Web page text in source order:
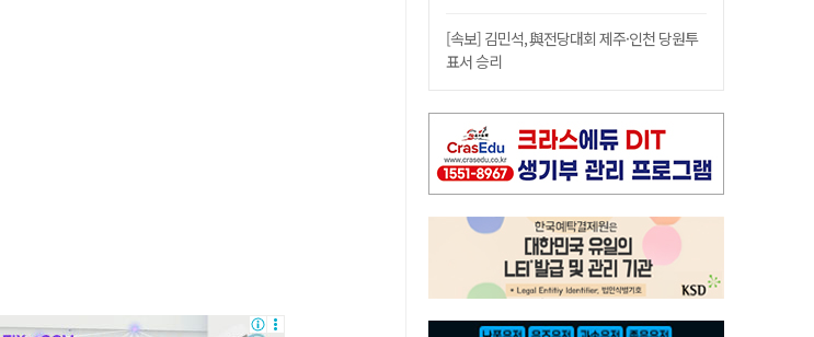
[속보] 김민석, 與전당대회 제주·인천 당원투
표서 승리